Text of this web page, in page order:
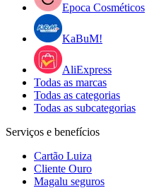
Epoca Cosméticos
KaBuM!
AliExpress
Todas as marcas
Todas as categorias
Todas as subcategorias
Serviços e benefícios
Cartão Luiza
Cliente Ouro
Magalu seguros